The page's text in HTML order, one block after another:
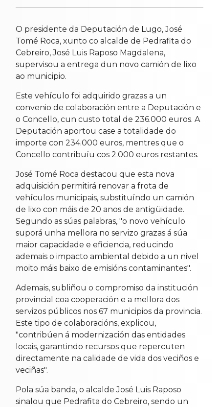
O presidente da Deputación de Lugo, José
Tomé Roca, xunto co alcalde de Pedrafita do
Cebreiro, José Luis Raposo Magdalena,
supervisou a entrega dun novo camión de lixo
ao municipio.
Este vehículo foi adquirido grazas a un
convenio de colaboración entre a Deputación e
o Concello, cun custo total de 236.000 euros. A
Deputación aportou case a totalidade do
importe con 234.000 euros, mentres que o
Concello contribuíu cos 2.000 euros restantes.
José Tomé Roca destacou que esta nova
adquisición permitirá renovar a frota de
vehículos municipais, substituíndo un camión
de lixo con máis de 20 anos de antigüidade.
Segundo as súas palabras, "o novo vehículo
suporá unha mellora no servizo grazas á súa
maior capacidade e eficiencia, reducindo
ademais o impacto ambiental debido a un nivel
moito máis baixo de emisións contaminantes".
Ademais, subliñou o compromiso da institución
provincial coa cooperación e a mellora dos
servizos públicos nos 67 municipios da provincia.
Este tipo de colaboracións, explicou,
"contribúen á modernización das entidades
locais, garantindo recursos que repercuten
directamente na calidade de vida dos veciños e
veciñas".
Pola súa banda, o alcalde José Luis Raposo
sinalou que Pedrafita do Cebreiro, sendo un